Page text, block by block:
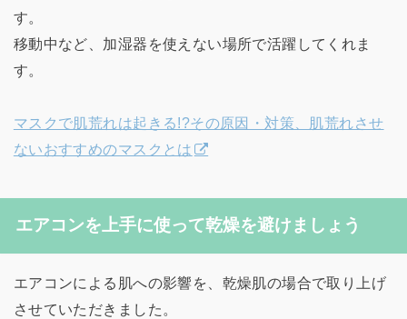
す。
移動中など、加湿器を使えない場所で活躍してくれま
す。
マスクで肌荒れは起きる!?その原因・対策、肌荒れさせ
ないおすすめのマスクとは
エアコンを上手に使って乾燥を避けましょう
エアコンによる肌への影響を、乾燥肌の場合で取り上げ
させていただきました。